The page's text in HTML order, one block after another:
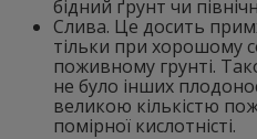
бідний ґрунт чи
Слива. Це досить
тільки при хорошому
поживному грунті.
не було інших
великою кількістю
помірної кислотністі.